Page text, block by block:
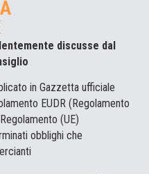
discusse dal
in Gazzetta ufficiale
EUDR (Regolamento
(UE)
obblighi che